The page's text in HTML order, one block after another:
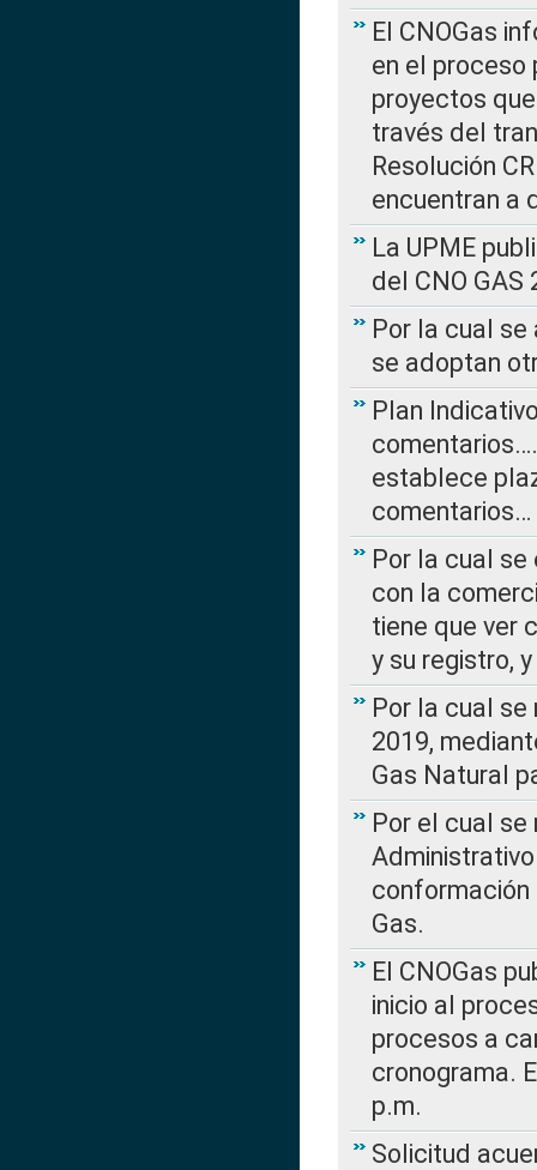
El CNOGas
en el proceso
proyectos
través del
Resolución
encuentran a
La UPME
del CNO
Por la cual
se adoptan
Plan
establece
comentarios…
Por la cual
con la
tiene que ver
y su registro,
Por la cual
2019,
Gas Natural
Por el cual
conformación
Gas.
El CNOGas
inicio al
procesos a
cronograma.
p.m.
Solicitud